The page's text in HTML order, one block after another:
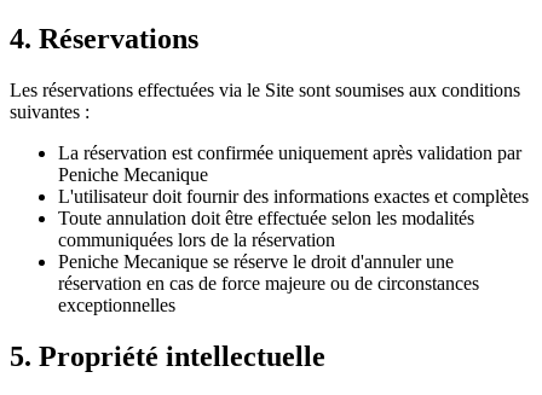
4. Réservations
Les réservations effectuées via le Site sont soumises aux conditions
suivantes :
La réservation est confirmée uniquement après validation par
Peniche Mecanique
L'utilisateur doit fournir des informations exactes et complètes
Toute annulation doit être effectuée selon les modalités
communiquées lors de la réservation
Peniche Mecanique se réserve le droit d'annuler une
réservation en cas de force majeure ou de circonstances
exceptionnelles
5. Propriété intellectuelle